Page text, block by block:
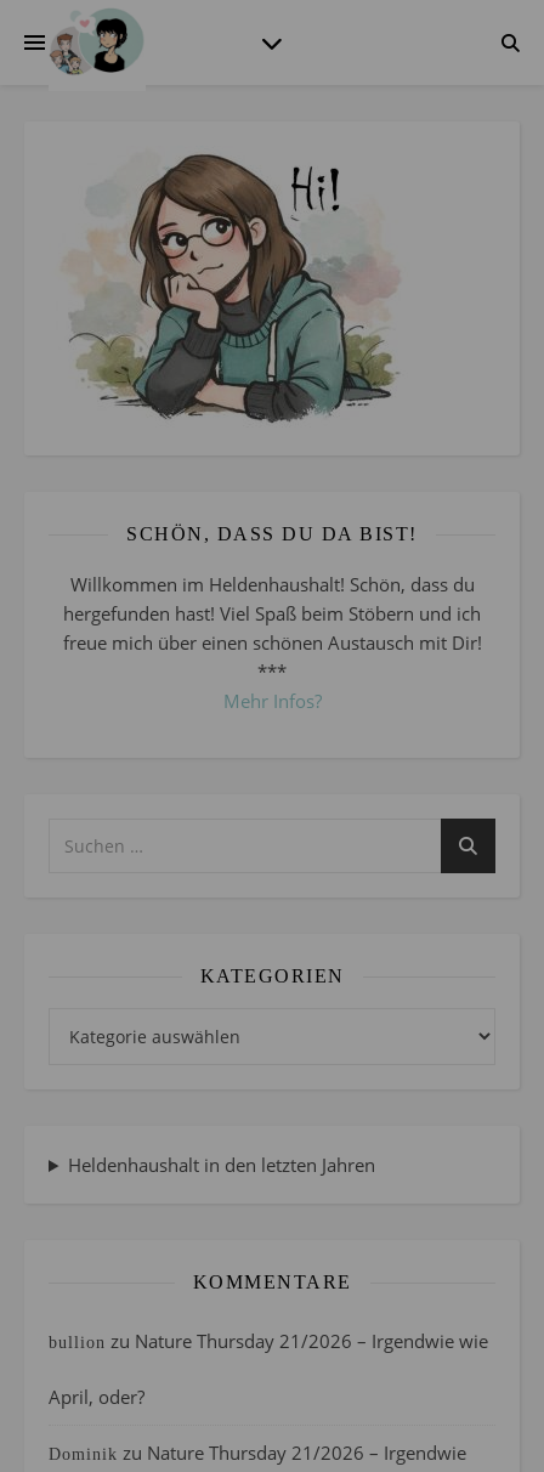
SCHÖN, DASS DU DA BIST!
Willkommen im Heldenhaushalt! Schön, dass du
hergefunden hast! Viel Spaß beim Stöbern und ich
freue mich über einen schönen Austausch mit Dir!
***
Mehr Infos?
KATEGORIEN
Heldenhaushalt in den letzten Jahren
KOMMENTARE
bullion zu Nature Thursday 21/2026 – Irgendwie wie
April, oder?
Dominik zu Nature Thursday 21/2026 – Irgendwie